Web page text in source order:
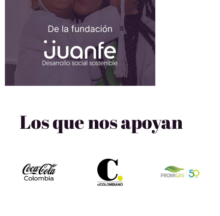
Los que nos apoyan